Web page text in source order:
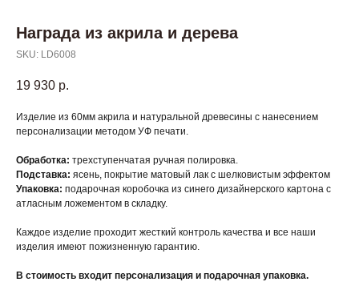
Награда из акрила и дерева
SKU: LD6008
19 930 р.
Изделие из 60мм акрила и натуральной древесины с нанесением
персонализации методом УФ печати.
Обработка: трехступенчатая ручная полировка.
Подставка: ясень, покрытие матовый лак с шелковистым эффектом
Упаковка: подарочная коробочка из синего дизайнерского картона с
атласным ложементом в складку.
Каждое изделие проходит жесткий контроль качества и все наши
изделия имеют пожизненную гарантию.
В стоимость входит персонализация и подарочная упаковка.